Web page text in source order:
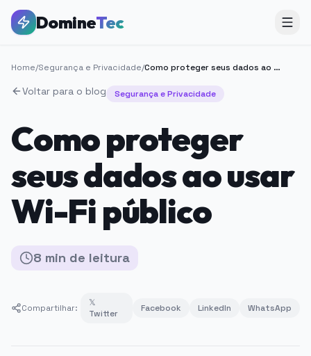
DomineTec
Home/Segurança e Privacidade/ Como proteger seus dados ao usar Wi-Fi público
Voltar para o blog Segurança e Privacidade
Como proteger
seus dados ao usar
Wi-Fi público
8 min de leitura
Compartilhar:
𝕏
Twitter
Facebook LinkedIn WhatsApp